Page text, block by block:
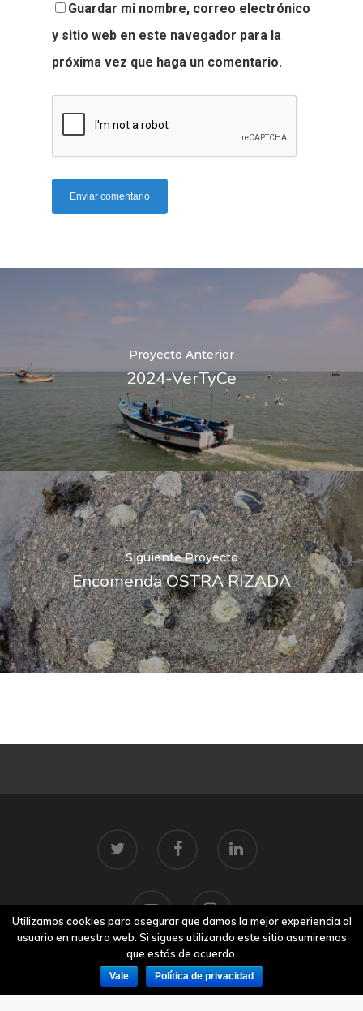
Guardar mi nombre, correo electrónico
y sitio web en este navegador para la
próxima vez que haga un comentario.
Proyecto Anterior
2024-VerTyCe
Siguiente Proyecto
Encomenda OSTRA RIZADA
© 2026 Centro Tecnolóxico do Mar.
Aviso legal
Utilizamos cookies para asegurar que damos la mejor experiencia al
usuario en nuestra web. Si sigues utilizando este sitio asumiremos
que estás de acuerdo.
Vale Política de privacidad